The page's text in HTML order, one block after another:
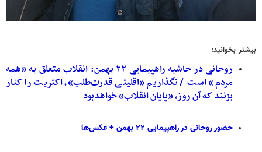
بیشتر بخوانید:
روحانی در حاشیه راهپیمایی ۲۲ بهمن: انقلاب متعلق به «همه
مردم» است / نگذاریم «اقلیتی قدرت‌طلب»، اکثریت را کنار
بزنند که آن روز، «پایان انقلاب» خواهدبود
حضور روحانی در راهپیمایی ۲۲ بهمن + عکس‌ها